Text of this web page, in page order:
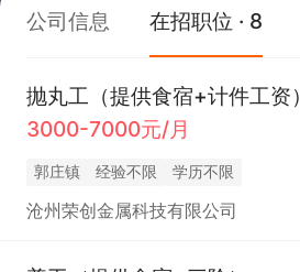
公司信息 在招职位 · 8
抛丸工（提供食宿+计件工资）
3000-7000元/月
郭庄镇 经验不限 学历不限
沧州荣创金属科技有限公司